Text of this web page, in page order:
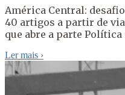
América Central:
40 artigos a partir de
que abre a parte
Ler mais ›